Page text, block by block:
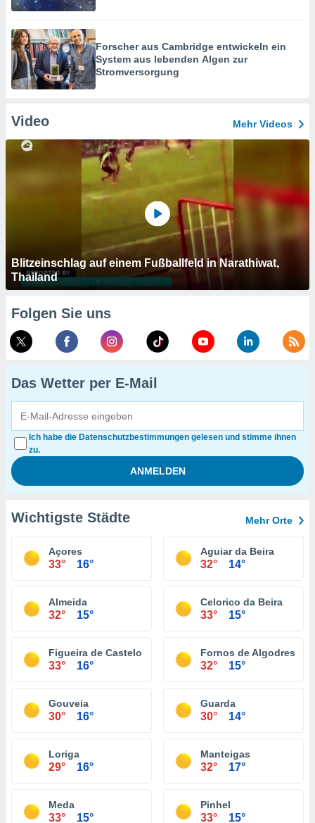
Forscher aus Cambridge entwickeln ein
System aus lebenden Algen zur
Stromversorgung
Video Mehr Videos
Blitzeinschlag auf einem Fußballfeld in Narathiwat,
Thailand
Folgen Sie uns
Das Wetter per E-Mail
Ich habe die Datenschutzbestimmungen gelesen und stimme ihnen
zu.
Wichtigste Städte Mehr Orte
Açores
33° 16°
Aguiar da Beira
32° 14°
Almeida
32° 15°
Celorico da Beira
33° 15°
Figueira de Castelo Rodrigo
33° 16°
Fornos de Algodres
32° 15°
Gouveia
30° 16°
Guarda
30° 14°
Loriga
29° 16°
Manteigas
32° 17°
Meda
33° 15°
Pinhel
33° 15°